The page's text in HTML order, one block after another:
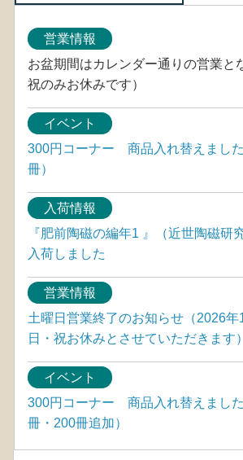
営業情報
お盆期間はカレンダー通りの営業と
祝のみお休みです）
イベント
300円コーナー 商品入れ替えまし
冊）
入荷情報
『肥前陶磁の編年1 』（近世陶磁研
入荷しました
営業情報
土曜日営業終了のお知らせ（2026年
日・祝お休みとさせていただきます）
イベント
300円コーナー 商品入れ替えまし
冊・200冊追加）